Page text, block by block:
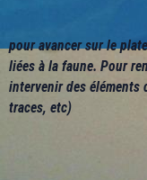
pour avancer sur le
liées à la faune. Pour
intervenir des éléments
traces, etc)